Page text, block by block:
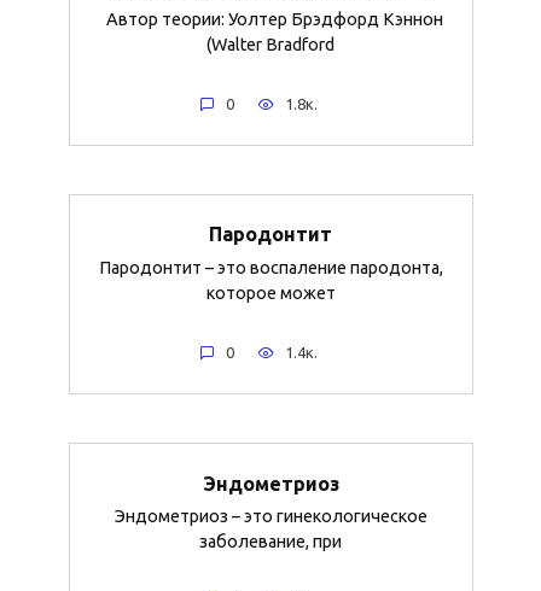
Автор теории: Уолтер Брэдфорд Кэннон
(Walter Bradford
0 1.8к.
Пародонтит
Пародонтит – это воспаление пародонта,
которое может
0 1.4к.
Эндометриоз
Эндометриоз – это гинекологическое
заболевание, при